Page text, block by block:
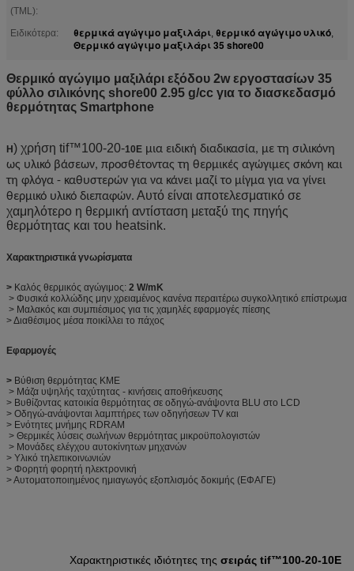
(TML):
Ειδικότερα: θερμικά αγώγιμο μαξιλάρι, θερμικό αγώγιμο υλικό,
Θερμικό αγώγιμο μαξιλάρι 35 shore00
Θερμικό αγώγιμο μαξιλάρι εξόδου 2w εργοστασίων 35
φύλλο σιλικόνης shore00 2.95 g/cc για το διασκεδασμό
θερμότητας Smartphone
Η) χρήση tif™100-20-10E μια ειδική διαδικασία, με τη σιλικόνη
ως υλικό βάσεων, προσθέτοντας τη θερμικές αγώγιμες σκόνη και
τη φλόγα - καθυστερών για να κάνει μαζί το μίγμα για να γίνει
θερμικό υλικό διεπαφών. Αυτό είναι αποτελεσματικό σε
χαμηλότερο η θερμική αντίσταση μεταξύ της πηγής
θερμότητας και του heatsink.
Χαρακτηριστικά γνωρίσματα
> Καλός θερμικός αγώγιμος: 2 W/mK
> Φυσικά κολλώδης μην χρειαμένος κανένα περαιτέρω συγκολλητικό επίστρωμα
> Μαλακός και συμπιέσιμος για τις χαμηλές εφαρμογές πίεσης
> Διαθέσιμος μέσα ποικίλλει το πάχος
Εφαρμογές
> Βύθιση θερμότητας ΚΜΕ
> Μάζα υψηλής ταχύτητας - κινήσεις αποθήκευσης
> Βυθίζοντας κατοικία θερμότητας σε οδηγώ-ανάψοντα BLU στο LCD
> Οδηγώ-ανάψονται λαμπτήρες των οδηγήσεων TV και
> Ενότητες μνήμης RDRAM
> Θερμικές λύσεις σωλήνων θερμότητας μικροϋπολογιστών
> Μονάδες ελέγχου αυτοκίνητων μηχανών
> Υλικό τηλεπικοινωνιών
> Φορητή φορητή ηλεκτρονική
> Αυτοματοποιημένος ημιαγωγός εξοπλισμός δοκιμής (ΕΦΑΓΕ)
Χαρακτηριστικές ιδιότητες της σειράς tif™100-20-10E